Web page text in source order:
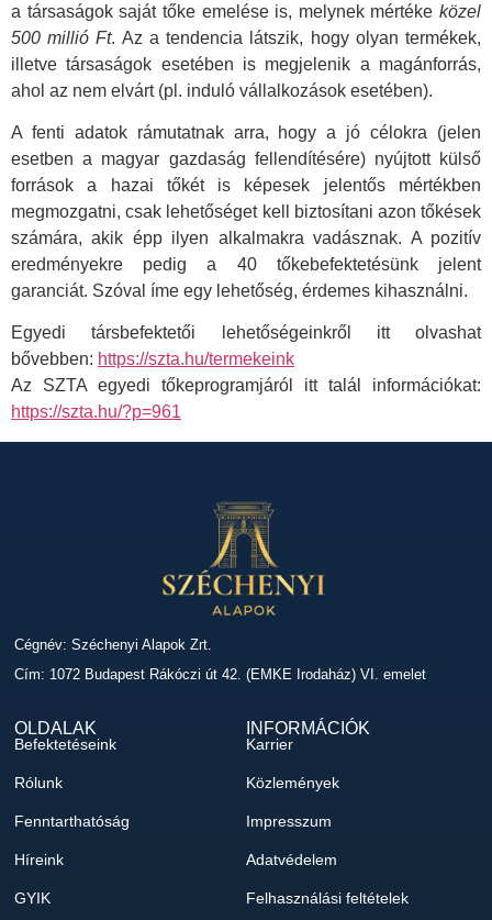
a társaságok saját tőke emelése is, melynek mértéke közel
500 millió Ft. Az a tendencia látszik, hogy olyan termékek,
illetve társaságok esetében is megjelenik a magánforrás,
ahol az nem elvárt (pl. induló vállalkozások esetében).
A fenti adatok rámutatnak arra, hogy a jó célokra (jelen
esetben a magyar gazdaság fellendítésére) nyújtott külső
források a hazai tőkét is képesek jelentős mértékben
megmozgatni, csak lehetőséget kell biztosítani azon tőkések
számára, akik épp ilyen alkalmakra vadásznak. A pozitív
eredményekre pedig a 40 tőkebefektetésünk jelent
garanciát. Szóval íme egy lehetőség, érdemes kihasználni.
Egyedi társbefektetői lehetőségeinkről itt olvashat
bővebben: https://szta.hu/termekeink
Az SZTA egyedi tőkeprogramjáról itt talál információkat:
https://szta.hu/?p=961
Cégnév: Széchenyi Alapok Zrt.
Cím: 1072 Budapest Rákóczi út 42. (EMKE Irodaház) VI. emelet
OLDALAK
Befektetéseink
Rólunk
Fenntarthatóság
Híreink
GYIK
INFORMÁCIÓK
Karrier
Közlemények
Impresszum
Adatvédelem
Felhasználási feltételek